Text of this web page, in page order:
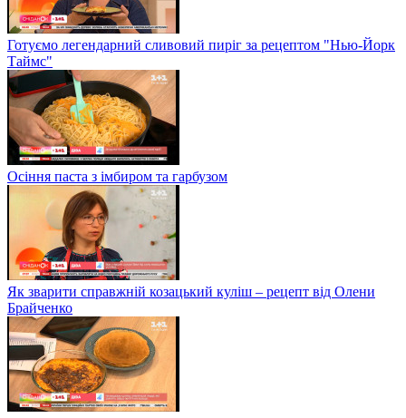
Готуємо легендарний сливовий пиріг за рецептом "Нью-Йорк
Таймс"
Осіння паста з імбиром та гарбузом
Як зварити справжній козацький куліш – рецепт від Олени
Брайченко